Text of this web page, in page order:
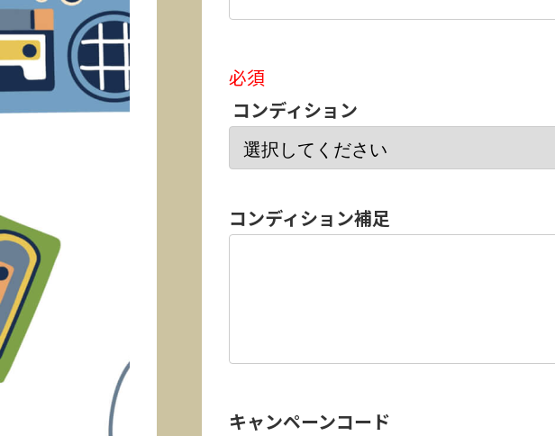
必須
コンディション
コンディション補足
キャンペーンコード